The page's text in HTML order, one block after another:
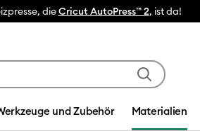
dieCricut AutoPress™ 2, ist da!
und Zubehör Materialien